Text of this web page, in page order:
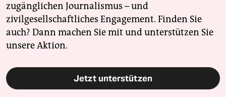
zugänglichen Journalismus – und
zivilgesellschaftliches Engagement. Finden Sie
auch? Dann machen Sie mit und unterstützen Sie
unsere Aktion.
Jetzt unterstützen